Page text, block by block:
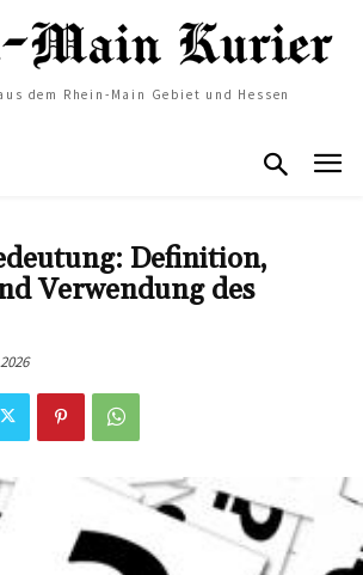
dem Rhein-Main Gebiet und Hessen
Definition,
Verwendung des